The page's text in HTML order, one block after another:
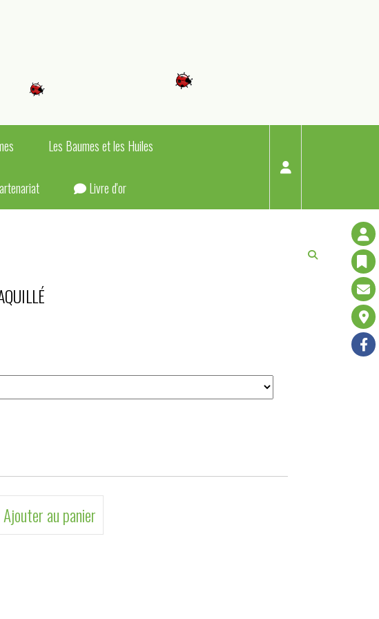
Les Baumes et les Huiles
Livre d'or
Ajouter au panier